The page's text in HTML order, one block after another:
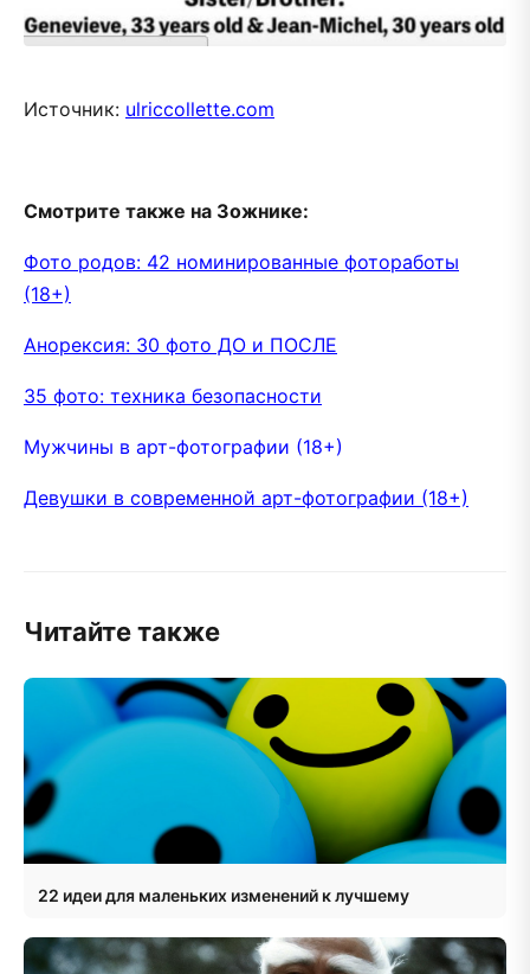
Источник: ulriccollette.com
Смотрите также на Зожнике:
Фото родов: 42 номинированные фотоработы
(18+)
Анорексия: 30 фото ДО и ПОСЛЕ
35 фото: техника безопасности
Мужчины в арт-фотографии (18+)
Девушки в современной арт-фотографии (18+)
Читайте также
22 идеи для маленьких изменений к лучшему